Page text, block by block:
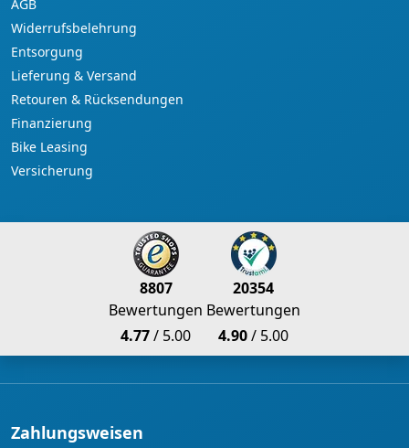
AGB
Widerrufsbelehrung
Entsorgung
Lieferung & Versand
Retouren & Rücksendungen
Finanzierung
Bike Leasing
Versicherung
8807
Bewertungen
4.77/ 5.00
20354
Bewertungen
4.90/ 5.00
Zahlungsweisen